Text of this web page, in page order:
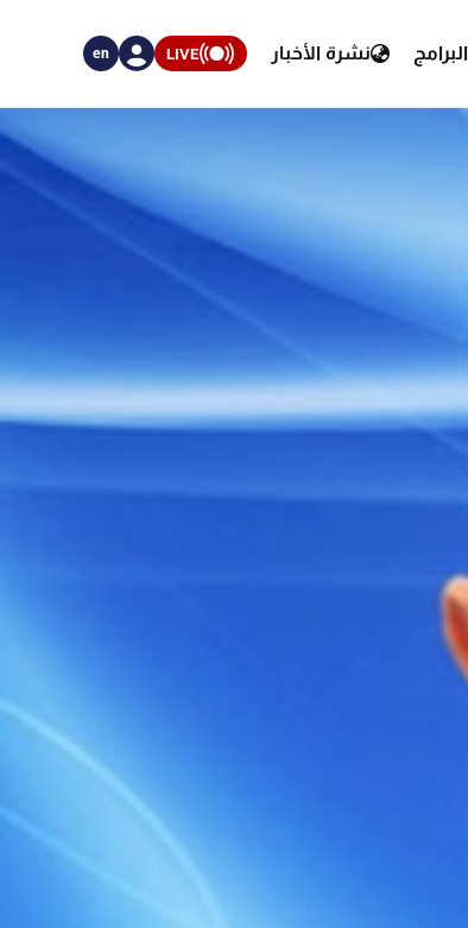
البرامج نشرة الأخبار LIVE
en